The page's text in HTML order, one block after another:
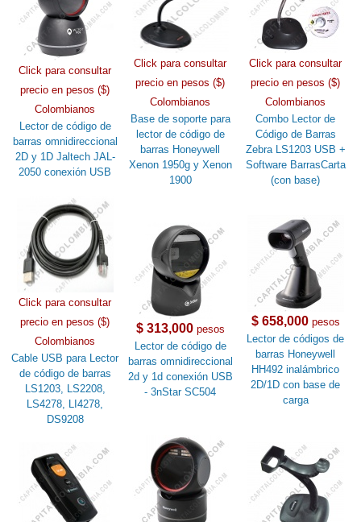
Click para consultar
precio en pesos ($)
Colombianos
Lector de código de
barras omnidireccional
2D y 1D Jaltech JAL-
2050 conexión USB
Click para consultar
precio en pesos ($)
Colombianos
Base de soporte para
lector de código de
barras Honeywell
Xenon 1950g y Xenon
1900
Click para consultar
precio en pesos ($)
Colombianos
Combo Lector de
Código de Barras
Zebra LS1203 USB +
Software BarrasCarta
(con base)
Click para consultar
precio en pesos ($)
Colombianos
Cable USB para Lector
de código de barras
LS1203, LS2208,
LS4278, LI4278,
DS9208
$ 313,000pesos
Lector de código de
barras omnidireccional
2d y 1d conexión USB
- 3nStar SC504
$ 658,000pesos
Lector de códigos de
barras Honeywell
HH492 inalámbrico
2D/1D con base de
carga